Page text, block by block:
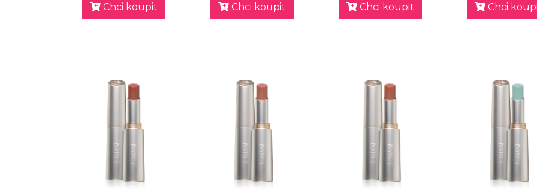
Chci koupit Chci koupit Chci koupit Chci